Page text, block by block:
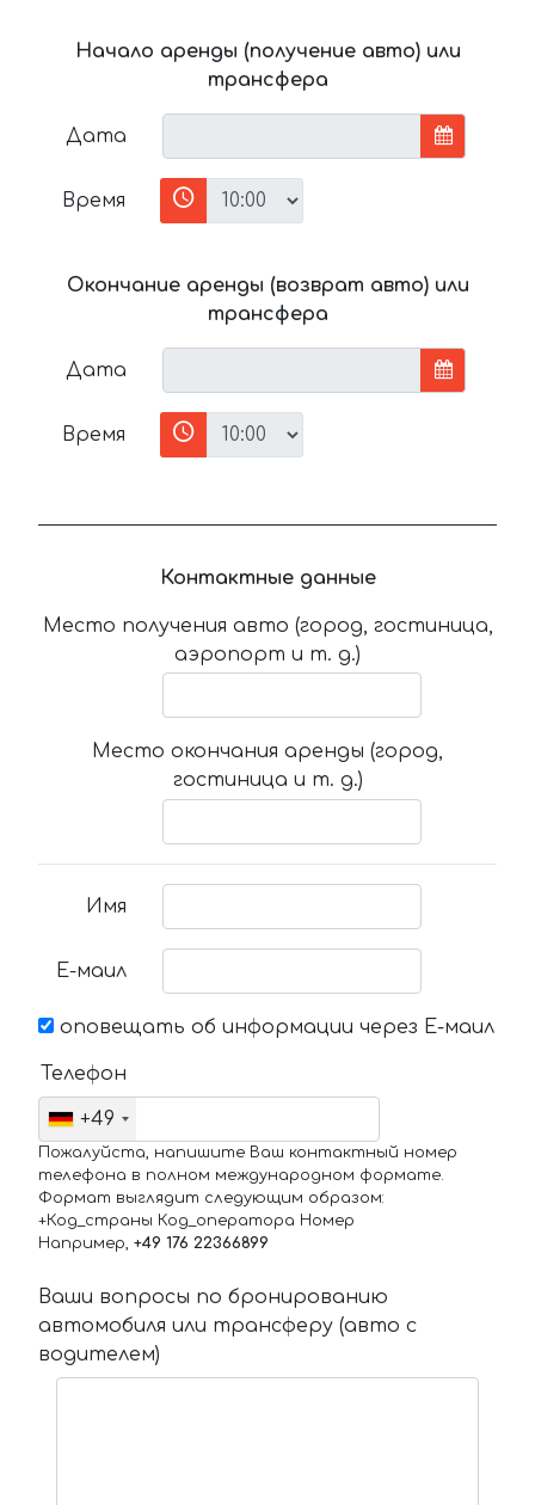
Начало аренды (получение авто) или
трансфера
Дата
Время
Окончание аренды (возврат авто) или
трансфера
Дата
Время
Контактные данные
Место получения авто (город, гостиница,
аэропорт и т. д.)
Место окончания аренды (город,
гостиница и т. д.)
Имя
Е-маил
оповещать об информации через Е-маил
Телефон
+49
Пожалуйста, напишите Ваш контактный номер
телефона в полном международном формате.
Формат выглядит следующим образом:
+Код_страны Код_оператора Номер
Например, +49 176 22366899
Ваши вопросы по бронированию
автомобиля или трансферу (авто с
водителем)